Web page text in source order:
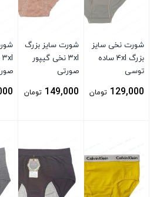
شورت نخی سایز
بزرگ ۴xl ساده
توسی
129,000 تومان
شورت سایز بزرگ
۳xl نخی گیپور
صورتی
149,000 تومان